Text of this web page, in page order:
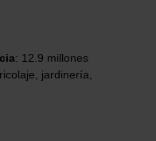
: 12.9 millones
jardinería,